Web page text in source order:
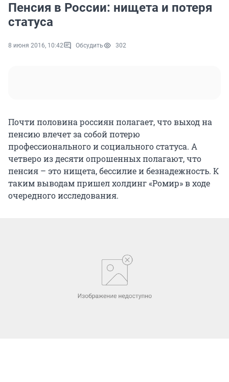
Пенсия в России: нищета и потеря
статуса
8 июня 2016, 10:42 Обсудить 302
Почти половина россиян полагает, что выход на
пенсию влечет за собой потерю
профессионального и социального статуса. А
четверо из десяти опрошенных полагают, что
пенсия – это нищета, бессилие и безнадежность. К
таким выводам пришел холдинг «Ромир» в ходе
очередного исследования.